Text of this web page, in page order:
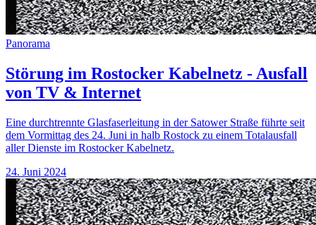
Panorama
Störung im Rostocker Kabelnetz - Ausfall
von TV & Internet
Eine durchtrennte Glasfaserleitung in der Satower Straße führte seit
dem Vormittag des 24. Juni in halb Rostock zu einem Totalausfall
aller Dienste im Rostocker Kabelnetz.
24. Juni 2024